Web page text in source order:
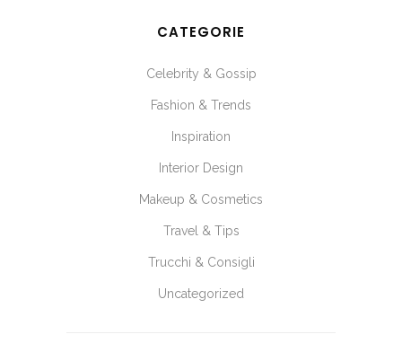
CATEGORIE
Celebrity & Gossip
Fashion & Trends
Inspiration
Interior Design
Makeup & Cosmetics
Travel & Tips
Trucchi & Consigli
Uncategorized